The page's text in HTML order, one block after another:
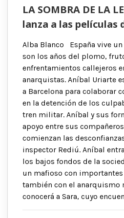
LA SOMBRA DE LA
lanza a las películas
Alba Blanco España vive
son los años del plomo,
enfrentamientos callejeros
anarquistas. Aníbal Uriarte
a Barcelona para colaborar
en la detención de los
tren militar. Aníbal y sus
apoyo entre sus
comienzan las
inspector Rediú. Aníbal
los bajos fondos de la
un mafioso con importantes
también con el anarquismo
conocerá a Sara, cuyo